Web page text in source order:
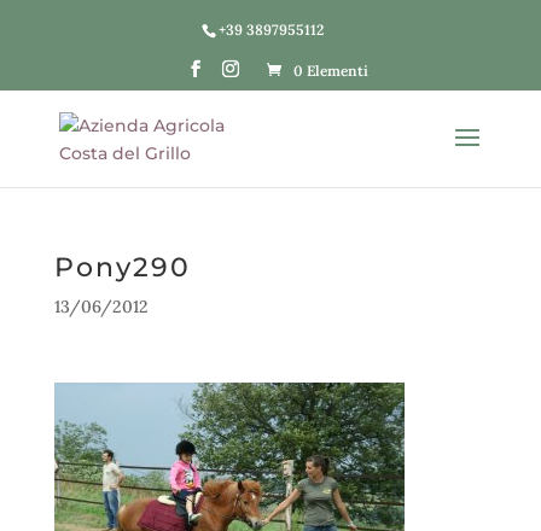
+39 3897955112
0 Elementi
Pony290
13/06/2012